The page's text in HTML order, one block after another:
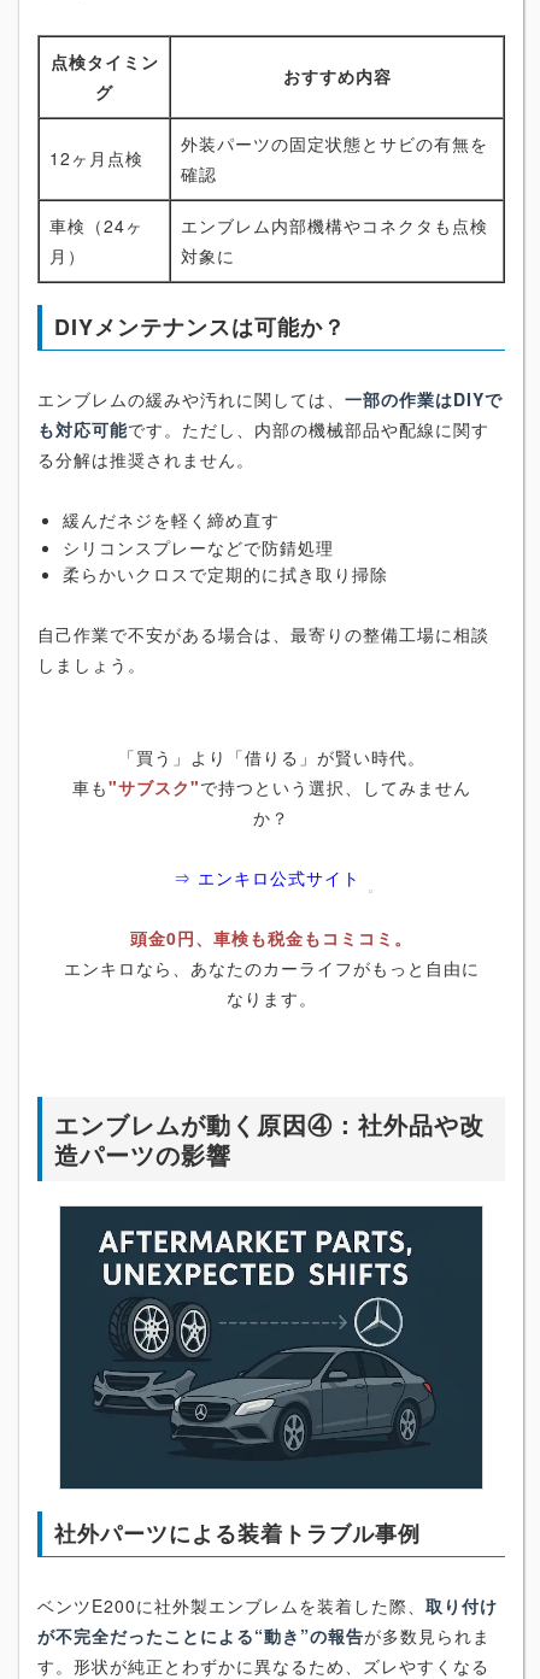
点検タイミン
グ
おすすめ内容
12ヶ月点検
外装パーツの固定状態とサビの有無を
確認
車検（24ヶ
月）
エンブレム内部機構やコネクタも点検
対象に
DIYメンテナンスは可能か？
エンブレムの緩みや汚れに関しては、 一部の作業はDIYで
も対応可能です。ただし、内部の機械部品や配線に関す
る分解は推奨されません。
緩んだネジを軽く締め直す
シリコンスプレーなどで防錆処理
柔らかいクロスで定期的に拭き取り掃除
自己作業で不安がある場合は、最寄りの整備工場に相談
しましょう。
「買う」より「借りる」が賢い時代。
車も"サブスク"で持つという選択、してみません
か？
⇒ エンキロ公式サイト
頭金0円、車検も税金もコミコミ。
エンキロなら、あなたのカーライフがもっと自由に
なります。
エンブレムが動く原因④：社外品や改
造パーツの影響
社外パーツによる装着トラブル事例
ベンツE200に社外製エンブレムを装着した際、 取り付け
が不完全だったことによる“動き”の報告が多数見られま
す。形状が純正とわずかに異なるため、ズレやすくなる